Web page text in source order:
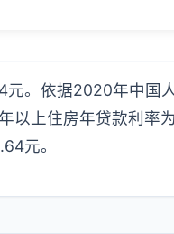
。依据2020年中国
以上住房年贷款利
元。